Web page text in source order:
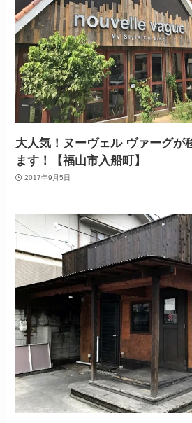
大人気！ヌーヴェル ヴァーグが
ます！【福山市入船町】
2017年9月5日